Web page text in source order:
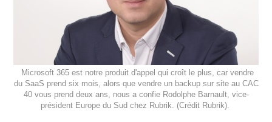
Microsoft 365 est notre produit d'appel qui croît le plus, car vendre
du SaaS prend six mois, alors que vendre un backup sur site au CAC
40 vous prend deux ans, nous a confie Rodolphe Barnault, vice-
président Europe du Sud chez Rubrik. (Crédit Rubrik).